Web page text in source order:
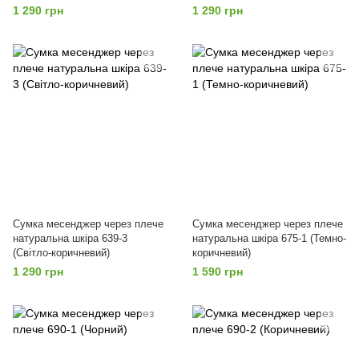
1 290 грн 1 290 грн
Сумка месенджер через плече
натуральна шкіра 639-3
(Світло-коричневий)
1 290 грн
Сумка месенджер через плече
натуральна шкіра 675-1 (Темно-
коричневий)
1 590 грн